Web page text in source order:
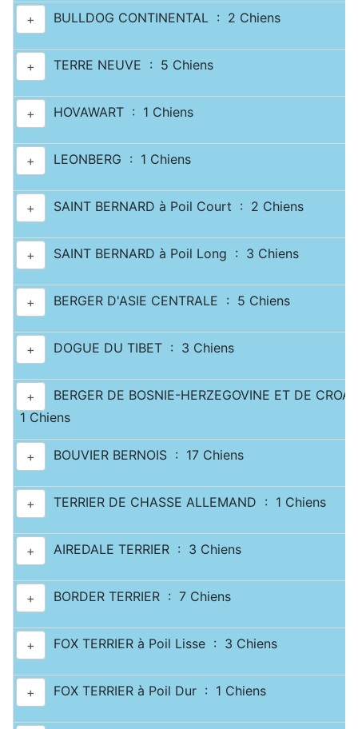
+ BULLDOG CONTINENTAL : 2 Chiens
+ TERRE NEUVE : 5 Chiens
+ HOVAWART : 1 Chiens
+ LEONBERG : 1 Chiens
+ SAINT BERNARD à Poil Court : 2 Chiens
+ SAINT BERNARD à Poil Long : 3 Chiens
+ BERGER D'ASIE CENTRALE : 5 Chiens
+ DOGUE DU TIBET : 3 Chiens
+
BERGER DE BOSNIE-HERZEGOVINE ET DE
1 Chiens
+ BOUVIER BERNOIS : 17 Chiens
+ TERRIER DE CHASSE ALLEMAND : 1 Chiens
+ AIREDALE TERRIER : 3 Chiens
+ BORDER TERRIER : 7 Chiens
+ FOX TERRIER à Poil Lisse : 3 Chiens
+ FOX TERRIER à Poil Dur : 1 Chiens